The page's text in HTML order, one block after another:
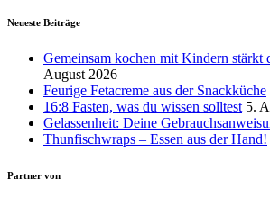
Neueste Beiträge
Gemeinsam kochen mit Kindern stärkt
August 2026
Feurige Fetacreme aus der Snackküche
16:8 Fasten, was du wissen solltest 5.
Gelassenheit: Deine
Thunfischwraps – Essen aus der Hand!
Partner von